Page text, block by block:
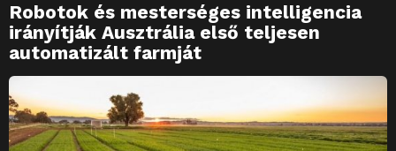
Robotok és mesterséges intelligencia
irányítják Ausztrália első teljesen
automatizált farmját